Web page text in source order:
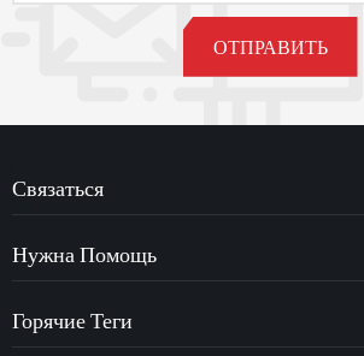
Связаться
Нужна Помощь
Горячие Теги